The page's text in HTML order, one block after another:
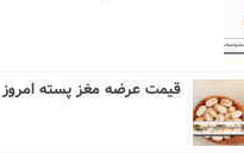
قیمت عرضه مغز پسته امروز